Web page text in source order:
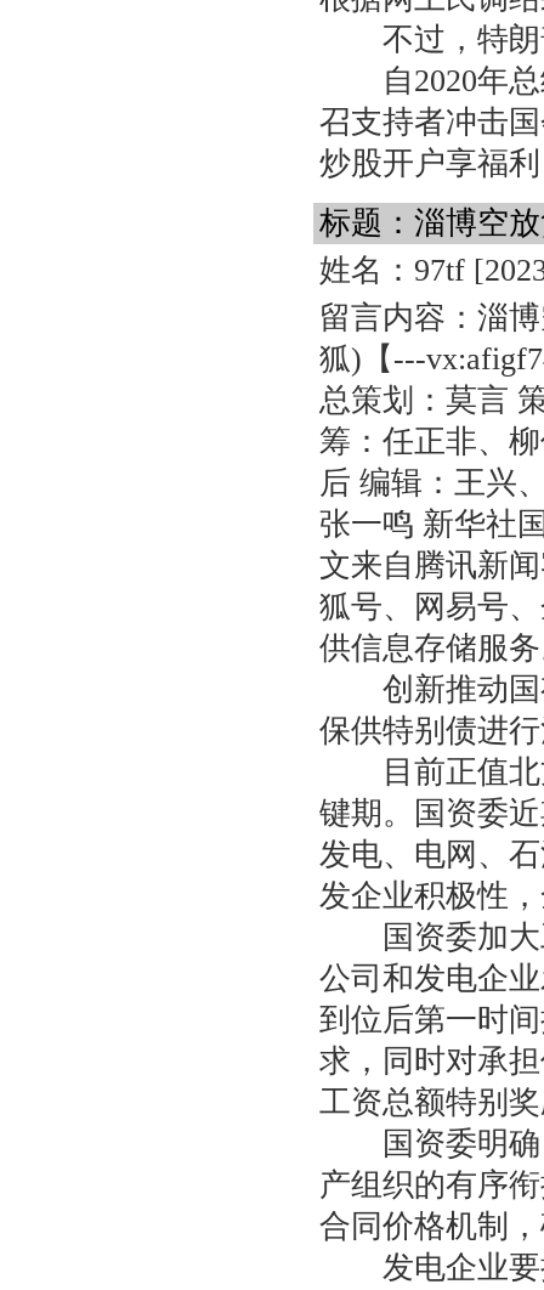
不过，特朗
自2020年总
召支持者冲击
炒股开户享福
标题：淄博空
姓名：97tf
留言内容：淄
狐)【---
总策划：莫言
筹：任正非、
后 编辑：王兴
张一鸣 新华社
文来自腾讯新
狐号、网易号
供信息存储服
创新推动国
保供特别债进
目前正值北
键期。国资委
发电、电网、
发企业积极性
国资委加大
公司和发电企
到位后第一时
求，同时对承
工资总额特别
国资委明确
产组织的有序
合同价格机制
发电企业要